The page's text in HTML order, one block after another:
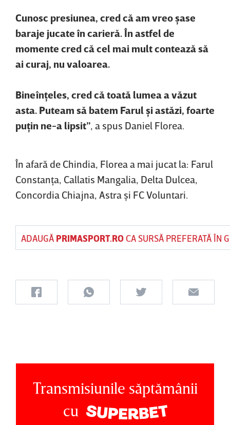
Cunosc presiunea, cred că am vreo şase
baraje jucate în carieră. În astfel de
momente cred că cel mai mult contează să
ai curaj, nu valoarea.
Bineînţeles, cred că toată lumea a văzut
asta. Puteam să batem Farul şi astăzi, foarte
puţin ne-a lipsit” , a spus Daniel Florea.
În afară de Chindia, Florea a mai jucat la: Farul
Constanţa, Callatis Mangalia, Delta Dulcea,
Concordia Chiajna, Astra şi FC Voluntari.
ADAUGĂ PRIMASPORT.ROCA SURSĂ PREFERATĂ ÎN
Transmisiunile săptămânii
cu